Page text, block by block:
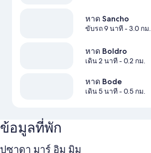
หาด Sancho
ขับรถ 9 นาที- 3.0 กม.
หาด Boldro
เดิน 2 นาที- 0.2 กม.
หาด Bode
เดิน 5 นาที- 0.5 กม.
ข้อมูลที่พัก
ปูซาดา มาร์ อิม มิม